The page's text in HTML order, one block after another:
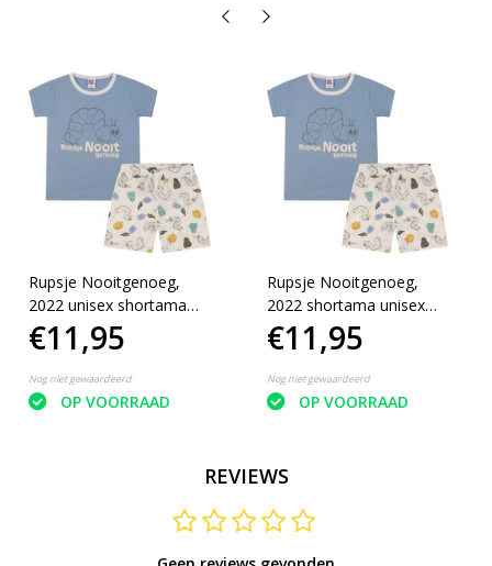
Rupsje Nooitgenoeg,
2022 unisex shortama
blauw, 74/80
€11,95
Nog niet gewaardeerd
OP VOORRAAD
Rupsje Nooitgenoeg,
2022 shortama unisex
blauw, 86/92
€11,95
Nog niet gewaardeerd
OP VOORRAAD
REVIEWS